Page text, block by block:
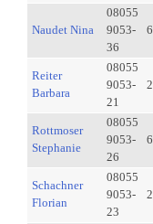
Naudet Nina
08055
9053-
36
6
Reiter
Barbara
08055
9053-
21
2
Rottmoser
Stephanie
08055
9053-
26
6
Schachner
Florian
08055
9053-
23
2